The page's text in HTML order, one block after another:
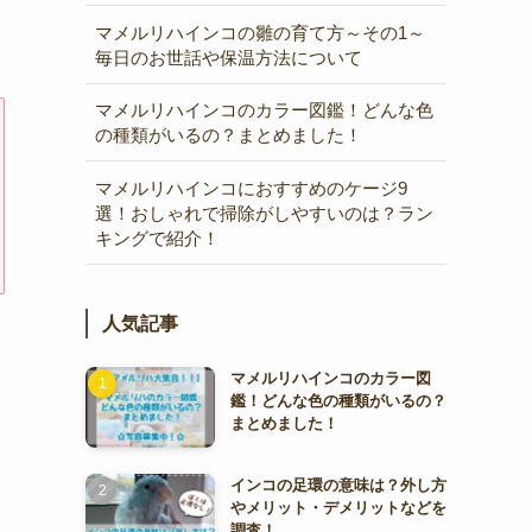
マメルリハインコの雛の育て方～その1～
毎日のお世話や保温方法について
マメルリハインコのカラー図鑑！どんな色
の種類がいるの？まとめました！
マメルリハインコにおすすめのケージ9
選！おしゃれで掃除がしやすいのは？ラン
キングで紹介！
人気記事
マメルリハインコのカラー図
鑑！どんな色の種類がいるの？
まとめました！
インコの足環の意味は？外し方
やメリット・デメリットなどを